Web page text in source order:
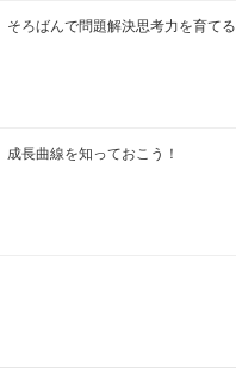
そろばんで問題解決思考力を育てる
成長曲線を知っておこう！